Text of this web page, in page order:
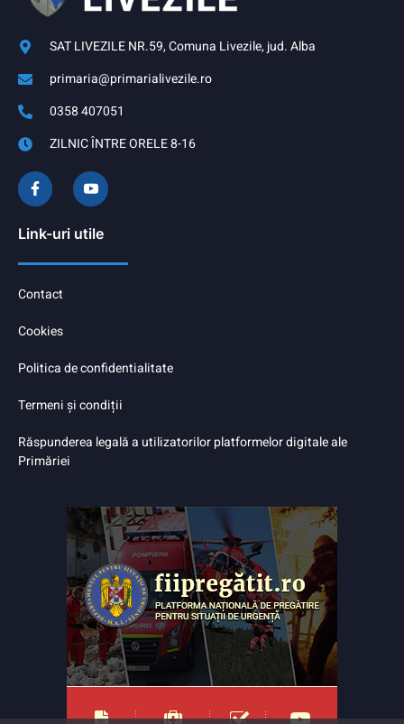
SAT LIVEZILE NR.59, Comuna Livezile, jud. Alba
primaria@primarialivezile.ro
0358 407051
ZILNIC ÎNTRE ORELE 8-16
Link-uri utile
Contact
Cookies
Politica de confidentialitate
Termeni și condiții
Răspunderea legală a utilizatorilor platformelor digitale ale
Primăriei